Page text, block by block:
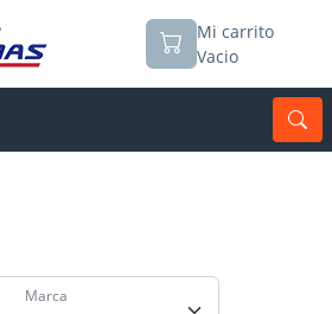
Mi carrito
Vacio
Marca